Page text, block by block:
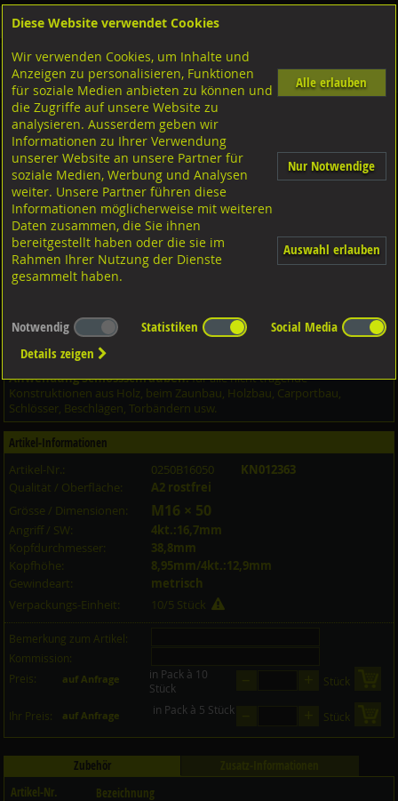
Shop Schrauben Diverse Schrauben
M-Gewinde
Diverse Ausführungen M-GewindeFlachrundschrauben A2 rostfrei
Flachrundschrauben mit 4kt. ohne MU, DIN603 A2
rostfrei M16x50
Anwendung Schlossschrauben:für alle nicht tragende
Konstruktionen aus Holz, beim Zaunbau, Holzbau, Carportbau,
Schlösser, Beschlägen, Torbändern usw.
Artikel-Informationen
Artikel-Nr.:
0250B16050
KN012363
Qualität / Oberfläche:
A2 rostfrei
Grösse / Dimensionen:
M16 × 50
Angriff / SW:
4kt.:16,7mm
Kopfdurchmesser:
38,8mm
Kopfhöhe:
8,95mm/4kt.:12,9mm
Gewindeart:
metrisch
Verpackungs-Einheit:
10/5 Stück
Bemerkung zum Artikel:
Kommission:
Preis:
auf Anfrage
in Pack à 10
Stück
Stück
Ihr Preis: auf Anfrage in Pack à 5 Stück Stück
Zubehör
Artikel-Nr.
Bezeichnung
Diese Website verwendet Cookies
Wir verwenden Cookies, um Inhalte und
Anzeigen zu personalisieren, Funktionen
für soziale Medien anbieten zu können und
die Zugriffe auf unsere Website zu
analysieren. Ausserdem geben wir
Informationen zu Ihrer Verwendung
unserer Website an unsere Partner für
soziale Medien, Werbung und Analysen
weiter. Unsere Partner führen diese
Informationen möglicherweise mit weiteren
Daten zusammen, die Sie ihnen
bereitgestellt haben oder die sie im
Rahmen Ihrer Nutzung der Dienste
gesammelt haben.
Alle erlauben
Nur Notwendige
Auswahl erlauben
Notwendig Statistiken
Social Media
Details zeigen